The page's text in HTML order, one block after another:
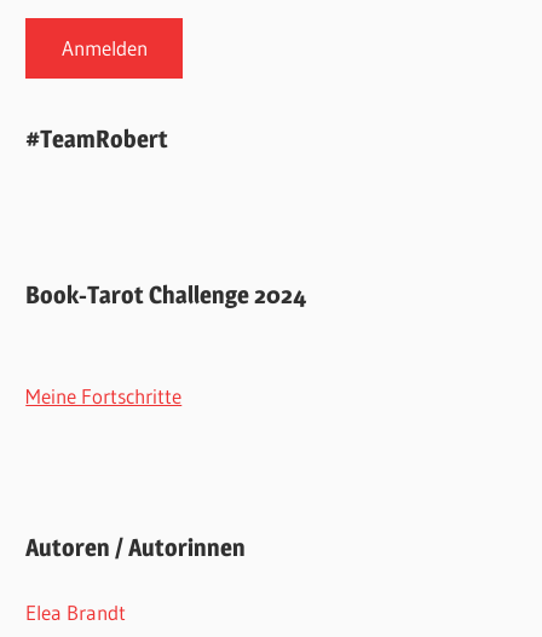
#TeamRobert
Book-Tarot Challenge 2024
Meine Fortschritte
Autoren / Autorinnen
Elea Brandt